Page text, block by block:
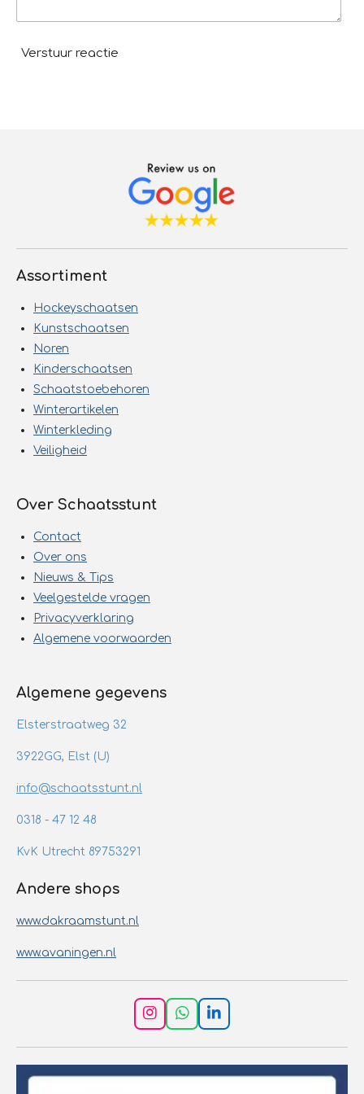
Verstuur reactie
Assortiment
Hockeyschaatsen
Kunstschaatsen
Noren
Kinderschaatsen
Schaatstoebehoren
Winterartikelen
Winterkleding
Veiligheid
Over Schaatsstunt
Contact
Over ons
Nieuws & Tips
Veelgestelde vragen
Privacyverklaring
Algemene voorwaarden
Algemene gegevens
Elsterstraatweg 32
3922GG, Elst (U)
info@schaatsstunt.nl
0318 - 47 12 48
KvK Utrecht 89753291
Andere shops
www.dakraamstunt.nl
www.avaningen.nl
I
n
s
t
a
W
h
a
t
s
L
i
n
k
e